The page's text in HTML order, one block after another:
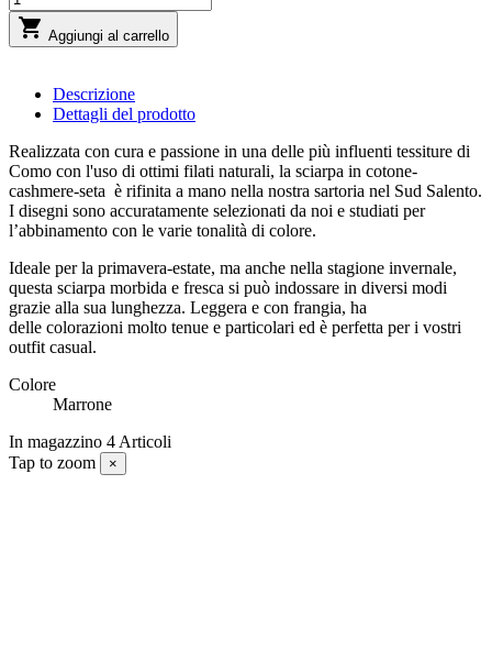
 Aggiungi al carrello
Descrizione
Dettagli del prodotto
Realizzata con cura e passione in una delle più influenti tessiture di
Como con l'uso di ottimi filati naturali, la sciarpa in cotone-
cashmere-seta è rifinita a mano nella nostra sartoria nel Sud Salento.
I disegni sono accuratamente selezionati da noi e studiati per
l’abbinamento con le varie tonalità di colore.
Ideale per la primavera-estate, ma anche nella stagione invernale,
questa sciarpa morbida e fresca si può indossare in diversi modi
grazie alla sua lunghezza. Leggera e con frangia, ha
delle colorazioni molto tenue e particolari ed è perfetta per i vostri
outfit casual.
Colore
Marrone
In magazzino 4 Articoli
Tap to zoom
×